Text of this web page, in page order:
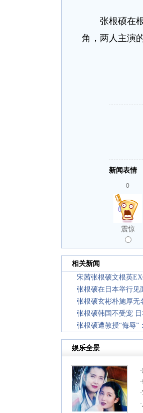
张根硕在
角，两人主演
新闻表情
0
震惊
相关新闻
宋茜张根硕文根英
张根硕在日本举行见
张根硕玄彬朴施厚无
张根硕韩国不受宠
张根硕遭教授“侮辱”